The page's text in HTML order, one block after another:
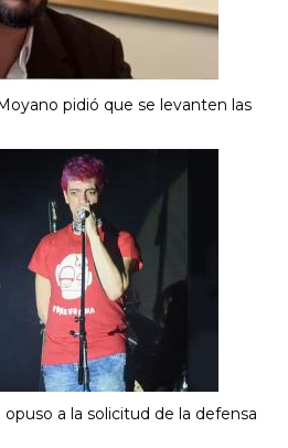
pidió que se levanten las
opuso a la solicitud de la defensa